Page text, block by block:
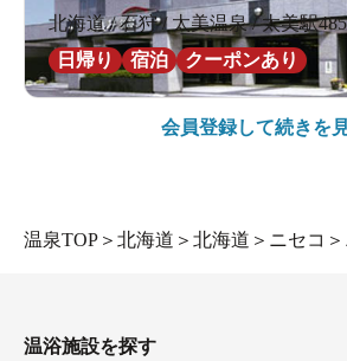
北海道 / 石狩 / 太美温泉 / 太美駅
日帰り
宿泊 クーポンあり
会員登録して続きを
温泉TOP ＞ 北海道 ＞ 北海道 ＞ ニセコ ＞
温浴施設を探す